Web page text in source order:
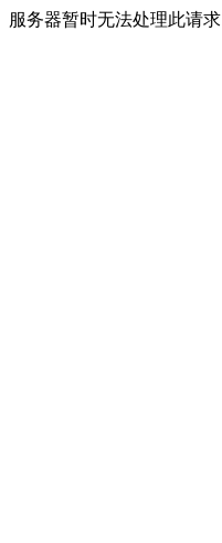
服务器暂时无法处理此请求